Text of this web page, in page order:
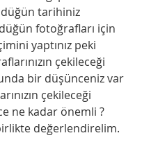
tarihiniz
fotoğrafları için
yaptınız peki
çekileceği
bir düşünceniz var
çekileceği
ne kadar önemli ?
değerlendirelim.